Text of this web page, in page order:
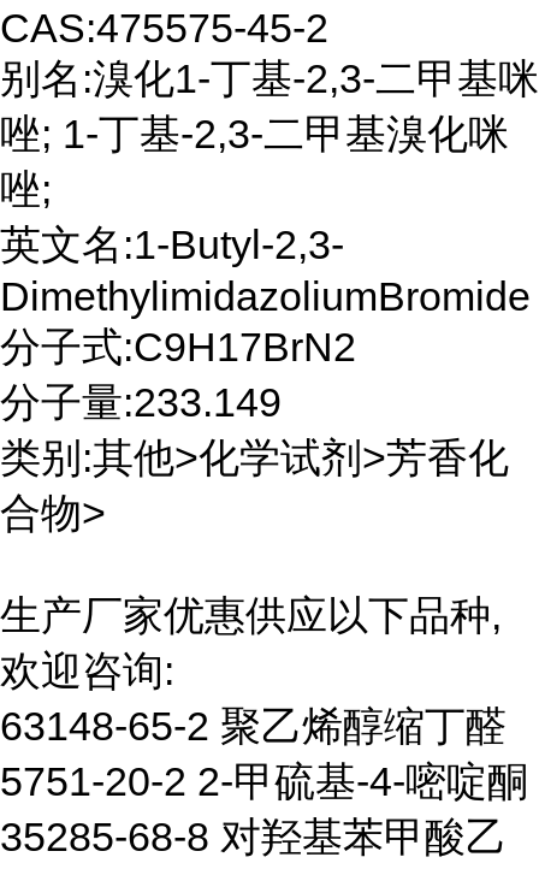
CAS:475575-45-2
别名:溴化1-丁基-2,3-二甲基咪
唑; 1-丁基-2,3-二甲基溴化咪
唑;
英文名:1-Butyl-2,3-
DimethylimidazoliumBromide
分子式:C9H17BrN2
分子量:233.149
类别:其他>化学试剂>芳香化
合物>
生产厂家优惠供应以下品种,
欢迎咨询:
63148-65-2 聚乙烯醇缩丁醛
5751-20-2 2-甲硫基-4-嘧啶酮
35285-68-8 对羟基苯甲酸乙